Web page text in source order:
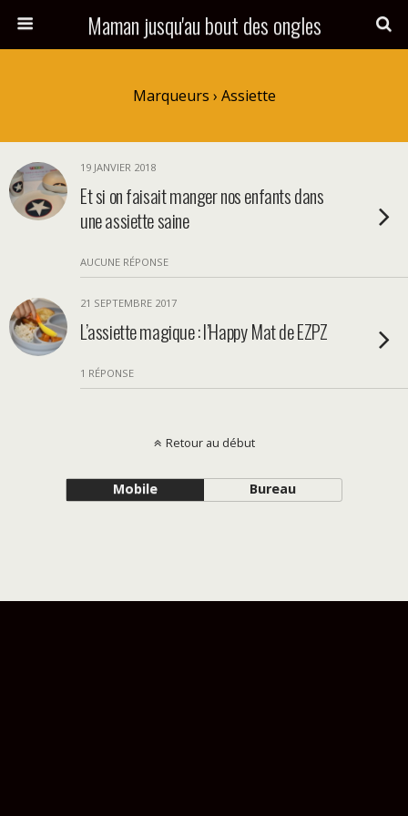
Maman jusqu'au bout des ongles
Marqueurs › Assiette
19 JANVIER 2018
Et si on faisait manger nos enfants dans
une assiette saine
AUCUNE RÉPONSE
21 SEPTEMBRE 2017
L’assiette magique : l’Happy Mat de EZPZ
1 RÉPONSE
Retour au début
Mobile Bureau